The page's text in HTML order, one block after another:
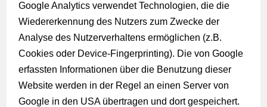
Google Analytics verwendet Technologien, die die
Wiedererkennung des Nutzers zum Zwecke der
Analyse des Nutzerverhaltens ermöglichen (z.B.
Cookies oder Device-Fingerprinting). Die von Google
erfassten Informationen über die Benutzung dieser
Website werden in der Regel an einen Server von
Google in den USA übertragen und dort gespeichert.